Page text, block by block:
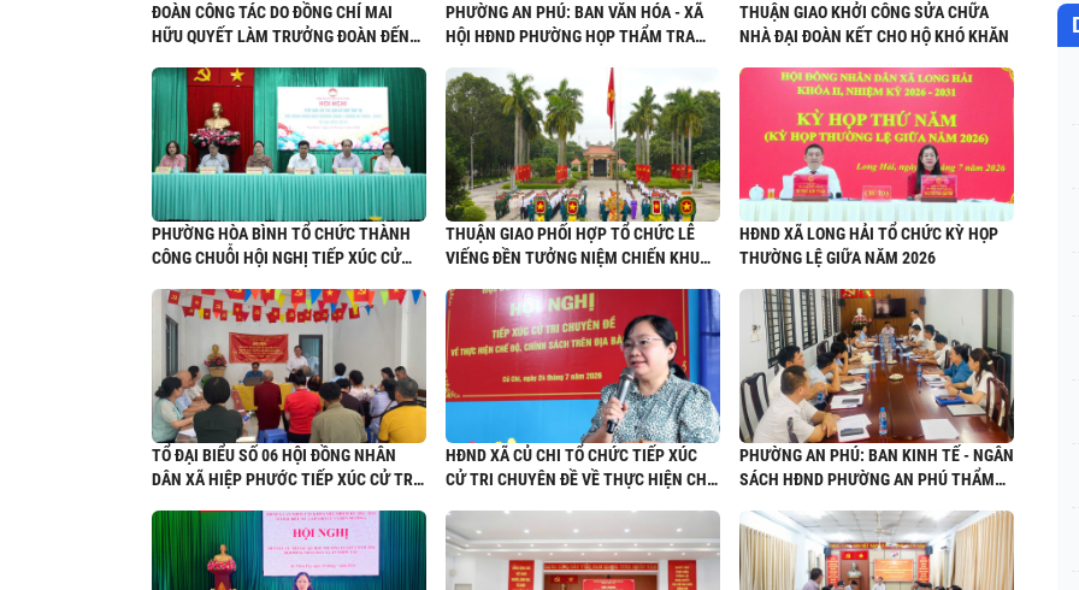
ĐOÀN CÔNG TÁC DO ĐỒNG CHÍ MAI
HỮU QUYẾT LÀM TRƯỞNG ĐOÀN ĐẾN
SÁCH NHÂN NGÀY 27/7
PHƯỜNG AN PHÚ: BAN VĂN HÓA - XÃ
HỘI HĐND PHƯỜNG HỌP THẨM TRA
HĐND PHƯỜNG AN PHÚ KHÓA II,
NHIỆM KỲ 2026 - 2031
THUẬN GIAO KHỞI CÔNG SỬA CHỮA
NHÀ ĐẠI ĐOÀN KẾT CHO HỘ KHÓ KHĂN
PHƯỜNG HÒA BÌNH TỔ CHỨC THÀNH
CÔNG CHUỖI HỘI NGHỊ TIẾP XÚC CỬ
NHÂN DÂN PHƯỜNG KHÓA I NHIỆM KỲ
2026 – 2031
THUẬN GIAO PHỐI HỢP TỔ CHỨC LỄ
VIẾNG ĐỀN TƯỞNG NIỆM CHIẾN KHU
HĐND XÃ LONG HẢI TỔ CHỨC KỲ HỌP
THƯỜNG LỆ GIỮA NĂM 2026
TỔ ĐẠI BIỂU SỐ 06 HỘI ĐỒNG NHÂN
DÂN XÃ HIỆP PHƯỚC TIẾP XÚC CỬ TRI
LỆ GIỮA NĂM 2026) HỘI ĐỒNG NHÂN
DÂN XÃ KHÓA XIII, NHIỆM KỲ 2026-
2031
HĐND XÃ CỦ CHI TỔ CHỨC TIẾP XÚC
CỬ TRI CHUYÊN ĐỀ VỀ THỰC HIỆN CHẾ
PHƯỜNG AN PHÚ: BAN KINH TẾ - NGÂN
SÁCH HĐND PHƯỜNG AN PHÚ THẨM
CÔNG NĂM 2026 VÀ GIAI ĐOẠN 2026 -
2030